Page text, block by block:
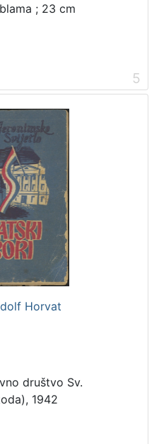
; 23 cm
5
Horvat
društvo Sv.
1942